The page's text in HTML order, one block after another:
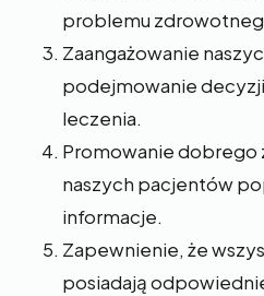
problemu
Zaangażowanie
podejmowanie
leczenia.
Promowanie dobrego
naszych pacjentów
informacje.
Zapewnienie, że
posiadają